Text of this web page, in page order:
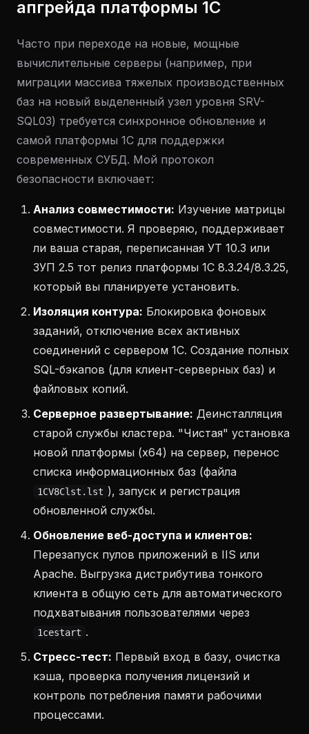
апгрейда платформы 1С
Часто при переходе на новые, мощные
вычислительные серверы (например, при
миграции массива тяжелых производственных
баз на новый выделенный узел уровня SRV-
SQL03) требуется синхронное обновление и
самой платформы 1С для поддержки
современных СУБД. Мой протокол
безопасности включает:
Анализ совместимости: Изучение матрицы
совместимости. Я проверяю, поддерживает
ли ваша старая, переписанная УТ 10.3 или
ЗУП 2.5 тот релиз платформы 1С 8.3.24/8.3.25,
который вы планируете установить.
Изоляция контура: Блокировка фоновых
заданий, отключение всех активных
соединений с сервером 1С. Создание полных
SQL-бэкапов (для клиент-серверных баз) и
файловых копий.
Серверное развертывание: Деинсталляция
старой службы кластера. "Чистая" установка
новой платформы (x64) на сервер, перенос
списка информационных баз (файла
1CV8Clst.lst ), запуск и регистрация
обновленной службы.
Обновление веб-доступа и клиентов:
Перезапуск пулов приложений в IIS или
Apache. Выгрузка дистрибутива тонкого
клиента в общую сеть для автоматического
подхватывания пользователями через
1cestart .
Стресс-тест: Первый вход в базу, очистка
кэша, проверка получения лицензий и
контроль потребления памяти рабочими
процессами.